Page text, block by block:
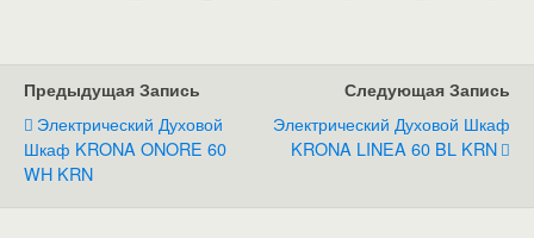
Предыдущая Запись
Электрический Духовой
Шкаф KRONA ONORE 60
WH KRN
Следующая Запись
Электрический Духовой Шкаф
KRONA LINEA 60 BL KRN